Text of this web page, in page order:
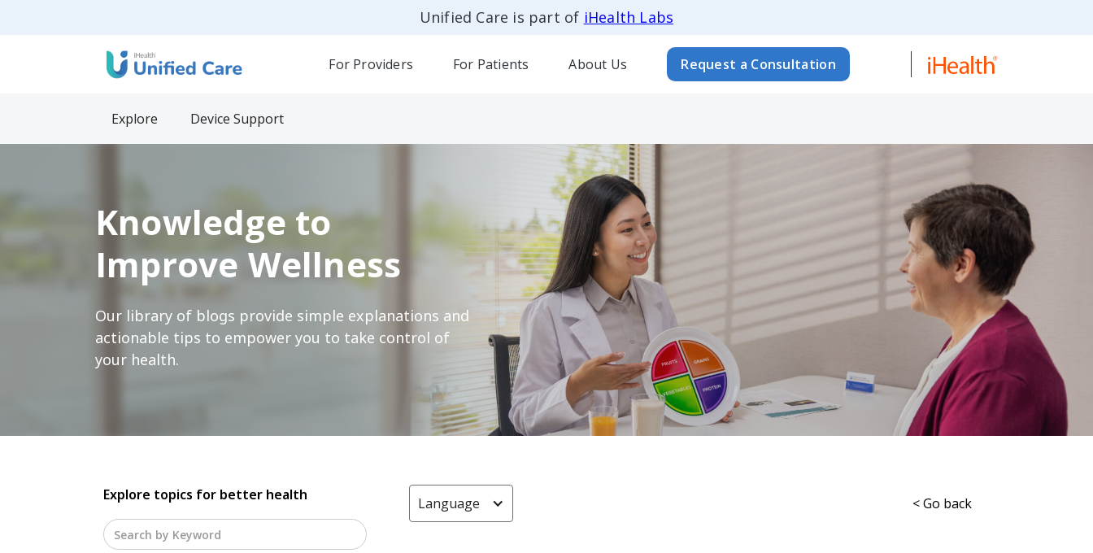
Unified Care is part of iHealth Labs
For Providers For Patients About Us Request a Consultation
Explore Device Support
Knowledge to
Improve Wellness
Our library of blogs provide simple explanations and
actionable tips to empower you to take control of
your health.
Explore topics for better health Language < Go back